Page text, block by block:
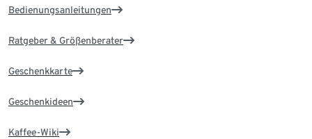
Bedienungsanleitungen
Ratgeber & Größenberater
Geschenkkarte
Geschenkideen
Kaffee-Wiki